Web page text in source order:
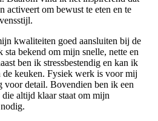
activeert om bewust te eten en te
kwaliteiten goed aansluiten bij de
sta bekend om mijn snelle, nette en
ben ik stressbestendig en kan ik
de keuken. Fysiek werk is voor mij
voor detail. Bovendien ben ik een
altijd klaar staat om mijn